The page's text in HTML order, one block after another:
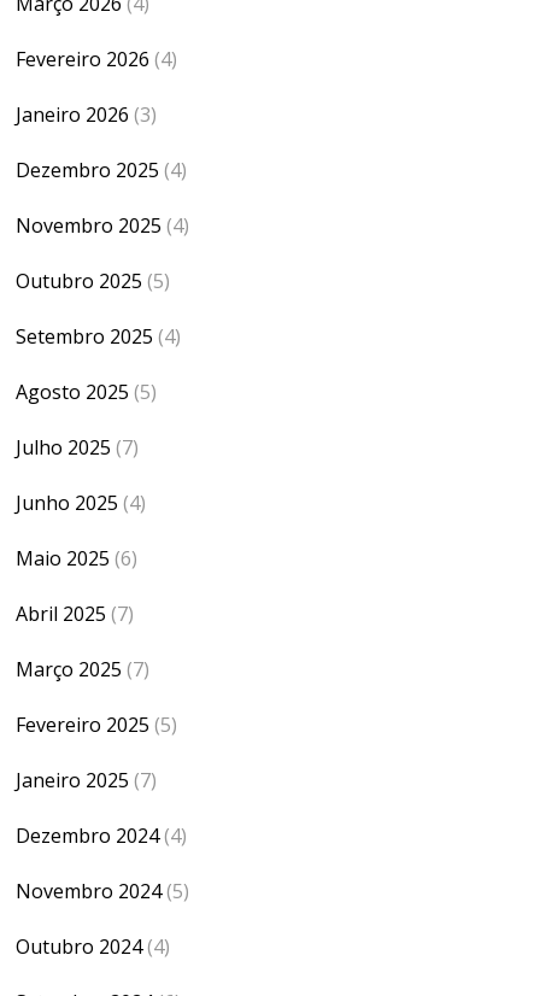
Fevereiro 2026 (4)
Janeiro 2026 (3)
Dezembro 2025 (4)
Novembro 2025 (4)
Outubro 2025 (5)
Setembro 2025 (4)
Agosto 2025 (5)
Julho 2025 (7)
Junho 2025 (4)
Maio 2025 (6)
Abril 2025 (7)
Março 2025 (7)
Fevereiro 2025 (5)
Janeiro 2025 (7)
Dezembro 2024(4)
Novembro 2024(5)
Outubro 2024(4)